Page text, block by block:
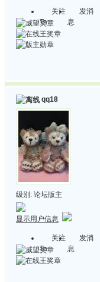
关注
Ta
发消
息
qq18
级别: 论坛版主
显示用户信息
关注
Ta
发消
息